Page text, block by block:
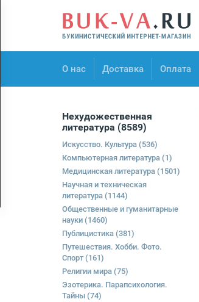
О нас Доставка Оплата
О нас
Нехудожественная
литература (8589)
Искусство. Культура (536)
Компьютерная литература (1)
Медицинская литература (1501)
Научная и техническая
литература (1144)
Общественные и гуманитарные
науки (1460)
Публицистика (381)
Путешествия. Хобби. Фото.
Спорт(161)
Религии мира (75)
Эзотерика. Парапсихология.
Тайны (74)